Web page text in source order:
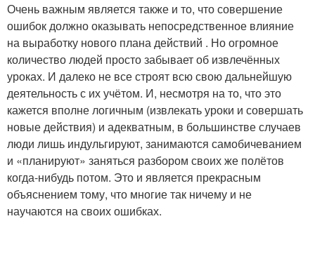
Очень важным является также и то, что совершение
ошибок должно оказывать непосредственное влияние
на выработку нового плана действий . Но огромное
количество людей просто забывает об извлечённых
уроках. И далеко не все строят всю свою дальнейшую
деятельность с их учётом. И, несмотря на то, что это
кажется вполне логичным (извлекать уроки и совершать
новые действия) и адекватным, в большинстве случаев
люди лишь индульгируют, занимаются самобичеванием
и «планируют» заняться разбором своих же полётов
когда-нибудь потом. Это и является прекрасным
объяснением тому, что многие так ничему и не
научаются на своих ошибках.